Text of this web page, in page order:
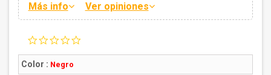
Más info Ver opiniones
Color : Negro